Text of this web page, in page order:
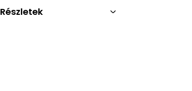
Részletek